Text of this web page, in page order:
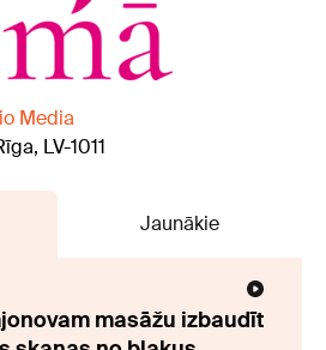
Media
LV-1011
Jaunākie
masāžu izbaudīt